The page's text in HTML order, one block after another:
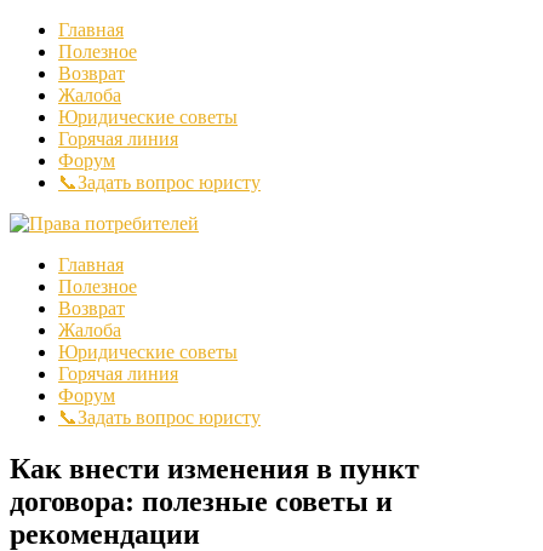
Главная
Полезное
Возврат
Жалоба
Юридические советы
Горячая линия
Форум
📞Задать вопрос юристу
Главная
Полезное
Возврат
Жалоба
Юридические советы
Горячая линия
Форум
📞Задать вопрос юристу
Как внести изменения в пункт
договора: полезные советы и
рекомендации